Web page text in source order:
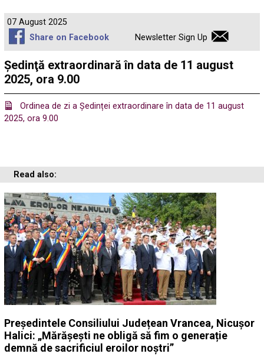
07 August 2025
Share on Facebook
Newsletter Sign Up
Ședinţă extraordinară în data de 11 august
2025, ora 9.00
Ordinea de zi a Ședinței extraordinare în data de 11 august
2025, ora 9.00
Read also:
Președintele Consiliului Județean Vrancea, Nicușor
Halici: „Mărășești ne obligă să fim o generație
demnă de sacrificiul eroilor noștri”